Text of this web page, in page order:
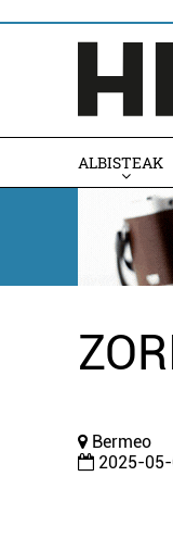
ALBISTEAK
Bermeo
2025-